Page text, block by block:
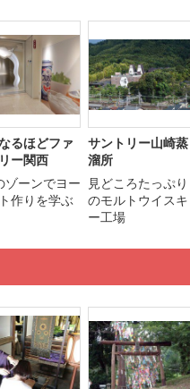
るほどファ
ー関西
ゾーンでヨー
作りを学ぶ
サントリー山崎蒸
溜所
見どころたっぷり
のモルトウイスキ
ー工場